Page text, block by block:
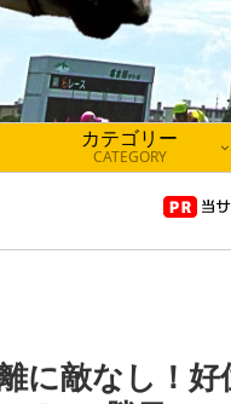
カテゴリー
CATEGORY
に敵なし！